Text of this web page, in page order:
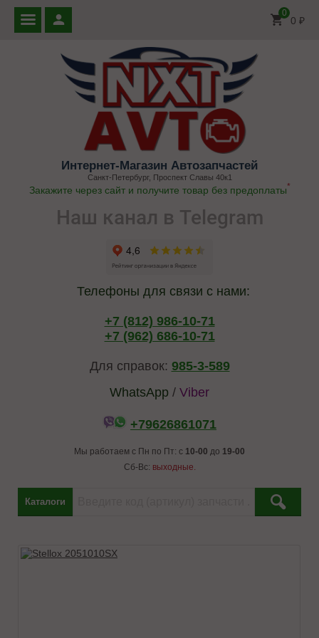
0
0 ₽
Интернет-Магазин Автозапчастей
Санкт-Петербург, Проспект Славы 40к1
Закажите через сайт и получите товар без предоплаты*
Наш канал в Telegram
Телефоны для связи с нами:
+7 (812) 986-10-71
+7 (962) 686-10-71
Для справок: 985-3-589
WhatsApp / Viber
+79626861071
Мы работаем с Пн по Пт: с 10-00 до 19-00
Сб-Вс: выходные.
Каталоги